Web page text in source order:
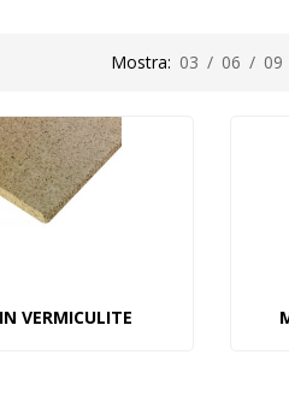
VERMICULITE
Mostra: 03 / 06 / 09